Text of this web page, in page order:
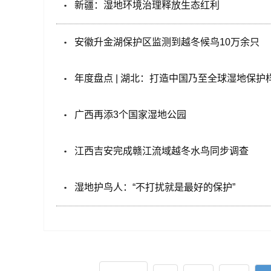
新疆：湿地环境治理释放生态红利
安徽升金湖保护区监测到越冬候鸟10万余只
年度盘点 | 湖北：打造中国乃至全球湿地保护
广西再添3个国家湿地公园
江西吉安完成赣江流域越冬水鸟同步调查
​湿地护鸟人：“不打扰就是最好的保护”